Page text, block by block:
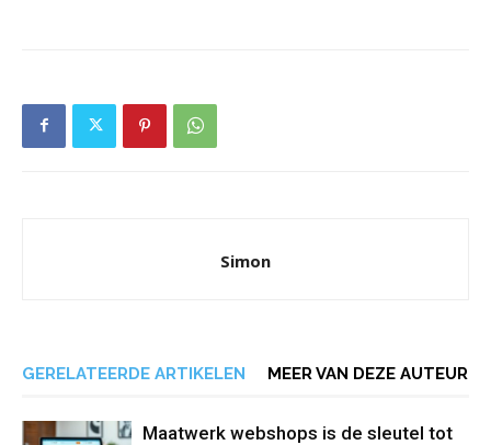
Simon
GERELATEERDE ARTIKELEN MEER VAN DEZE AUTEUR
Maatwerk webshops is de sleutel tot